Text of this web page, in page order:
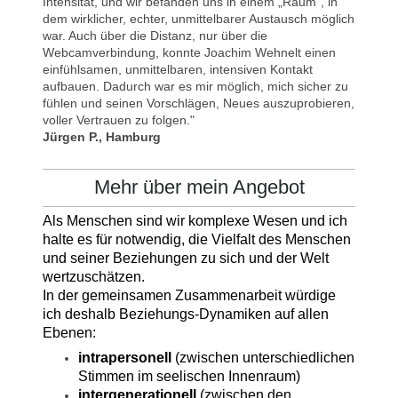
dem wirklicher, echter, unmittelbarer Austausch möglich
war. Auch über die Distanz, nur über die
Webcamverbindung, konnte Joachim Wehnelt einen
einfühlsamen, unmittelbaren, intensiven Kontakt
aufbauen. Dadurch war es mir möglich, mich sicher zu
fühlen und seinen Vorschlägen, Neues auszuprobieren,
voller Vertrauen zu folgen."
Jürgen P., Hamburg
Mehr über mein Angebot
Als Menschen sind wir komplexe Wesen und ich
halte es für notwendig, die Vielfalt des Menschen
und seiner Beziehungen zu sich und der Welt
wertzuschätzen.
In der gemeinsamen Zusammenarbeit würdige
ich deshalb Beziehungs-Dynamiken auf allen
Ebenen:
intrapersonell
(zwischen unterschiedlichen
Stimmen im seelischen Innenraum)